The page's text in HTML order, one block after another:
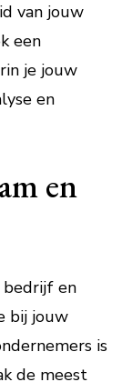
van jouw
een
je jouw
en
en
bedrijf en
bij jouw
is
de meest